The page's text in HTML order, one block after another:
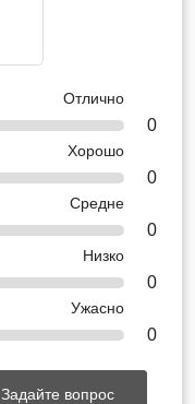
Отлично
0
Хорошо
0
Средне
0
Низко
0
Ужасно
0
Задайте вопрос